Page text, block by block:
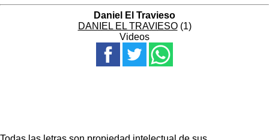
Daniel El Travieso
DANIEL EL TRAVIESO(1)
Videos